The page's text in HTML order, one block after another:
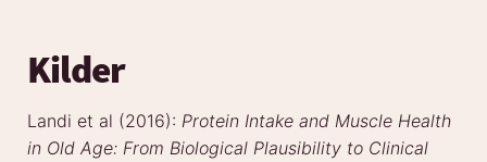
Kilder
Landi et al (2016): Protein Intake and Muscle Health
in Old Age: From Biological Plausibility to Clinical